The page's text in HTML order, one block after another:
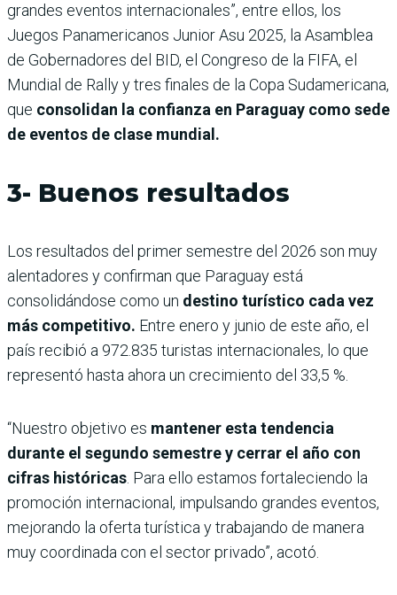
grandes eventos internacionales”, entre ellos, los
Juegos Panamericanos Junior Asu 2025, la Asamblea
de Gobernadores del BID, el Congreso de la FIFA, el
Mundial de Rally y tres finales de la Copa Sudamericana,
que consolidan la confianza en Paraguay como sede
de eventos de clase mundial.
3- Buenos resultados
Los resultados del primer semestre del 2026 son muy
alentadores y confirman que Paraguay está
consolidándose como un destino turístico cada vez
más competitivo. Entre enero y junio de este año, el
país recibió a 972.835 turistas internacionales, lo que
representó hasta ahora un crecimiento del 33,5 %.
“Nuestro objetivo es mantener esta tendencia
durante el segundo semestre y cerrar el año con
cifras históricas. Para ello estamos fortaleciendo la
promoción internacional, impulsando grandes eventos,
mejorando la oferta turística y trabajando de manera
muy coordinada con el sector privado”, acotó.